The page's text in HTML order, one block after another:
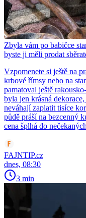
Zbyla vám po babičce
byste ji měli prodat
Vzpomenete si ještě na
krbové římsy nebo na
pamatoval ještě
byla jen krásná
neváhají zaplatit tisíce
půdě práší na bezcenný
cena šplhá do
FAJNTIP.cz
dnes, 08:30
3 min